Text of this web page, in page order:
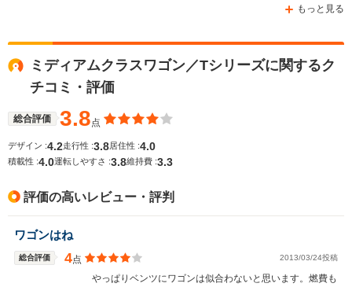
WLTCモード
燃費
排気量
駆動方式
-
2198～4973cc
FR、4WD
もっと見る
ミディアムクラスワゴン／Tシリーズに関するク
チコミ・評価
総合評価 3.8点
デザイン :4.2走行性 :3.8 居住性 :4.0
積載性 :4.0運転しやすさ :3.8維持費 :3.3
評価の高いレビュー・評判
ワゴンはね
総合評価 4点 2013/03/24投稿
やっぱりベンツにワゴンは似合わないと思います。燃費も